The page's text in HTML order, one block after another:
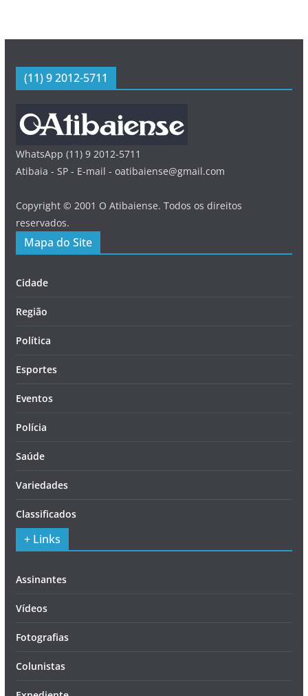
(11) 9 2012-5711
WhatsApp (11) 9 2012-5711
Atibaia - SP - E-mail - oatibaiense@gmail.com
Copyright © 2001 O Atibaiense. Todos os direitos
reservados.
Mapa do Site
Cidade
Região
Política
Esportes
Eventos
Polícia
Saúde
Variedades
Classificados
+ Links
Assinantes
Vídeos
Fotografias
Colunistas